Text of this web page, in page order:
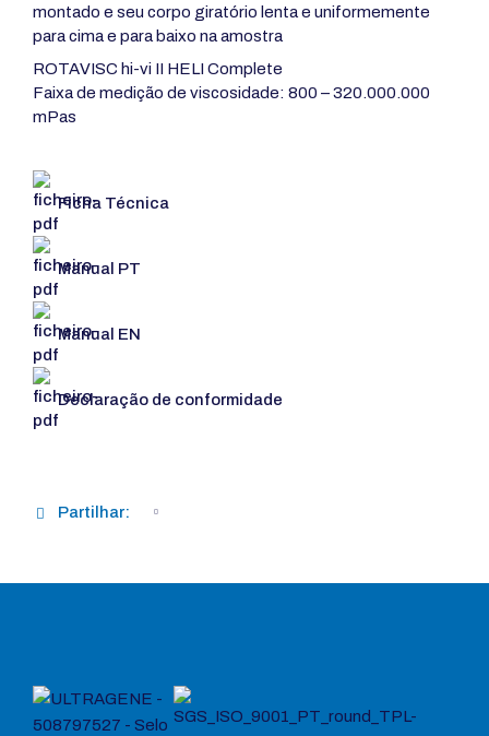
montado e seu corpo giratório lenta e uniformemente
para cima e para baixo na amostra
ROTAVISC hi-vi II HELI Complete
Faixa de medição de viscosidade: 800 – 320.000.000
mPas
Ficha Técnica
Manual PT
Manual EN
Declaração de conformidade
Partilhar: